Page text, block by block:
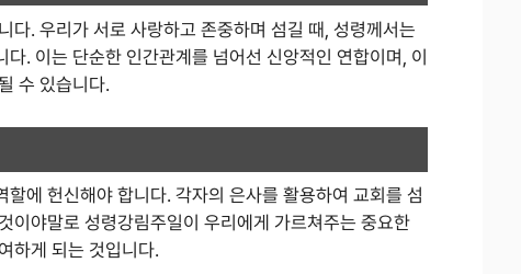
다. 우리가 서로 사랑하고 존중하며 섬길 때, 성령께서는
. 이는 단순한 인간관계를 넘어선 신앙적인 연합이며, 이
수 있습니다.
에 헌신해야 합니다. 각자의 은사를 활용하여 교회를 섬
이야말로 성령강림주일이 우리에게 가르쳐주는 중요한
하게 되는 것입니다.